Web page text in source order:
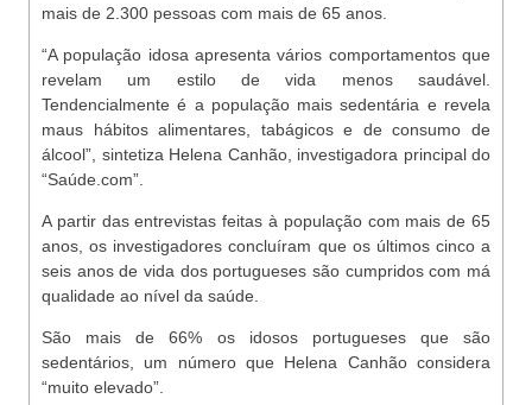
mais de 2.300 pessoas com mais de 65 anos.
“A população idosa apresenta vários comportamentos que
revelam um estilo de vida menos saudável.
Tendencialmente é a população mais sedentária e revela
maus hábitos alimentares, tabágicos e de consumo de
álcool”, sintetiza Helena Canhão, investigadora principal do
“Saúde.com”.
A partir das entrevistas feitas à população com mais de 65
anos, os investigadores concluíram que os últimos cinco a
seis anos de vida dos portugueses são cumpridos com má
qualidade ao nível da saúde.
São mais de 66% os idosos portugueses que são
sedentários, um número que Helena Canhão considera
“muito elevado”.